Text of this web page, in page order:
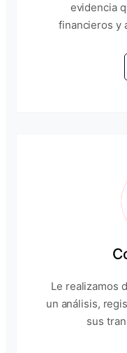
evidencia
financieros y
Le realizamos
un análisis,
sus